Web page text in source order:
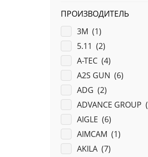
ПРОИЗВОДИТЕЛЬ
3M (1)
5.11 (2)
A-TEC (4)
A2S GUN (6)
ADG (2)
ADVANCE GROUP (
AIGLE (6)
AIMCAM (1)
AKILA (7)